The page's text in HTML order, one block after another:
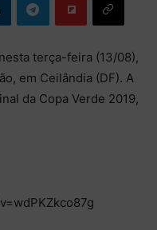
terça-feira (13/08),
em Ceilândia (DF). A
da Copa Verde 2019,